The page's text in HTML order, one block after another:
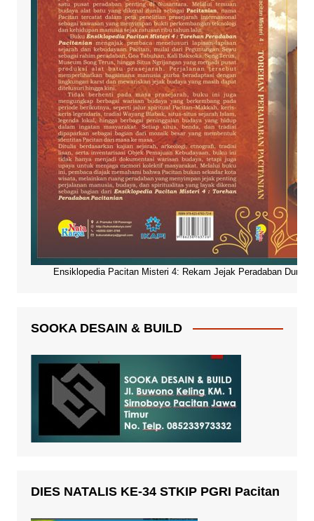
Ensiklopedia Pacitan Misteri 4: Rekam Jejak Peradaban Dunia
SOOKA DESAIN & BUILD
DIES NATALIS KE-34 STKIP PGRI Pacitan